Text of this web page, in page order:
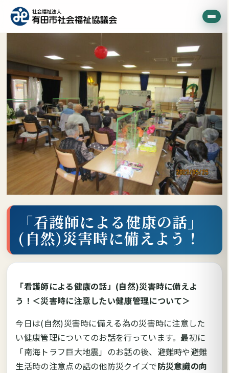
「看護師による健康の話」
(自然)災害時に備えよう！
「看護師による健康の話」(自然)災害時に備えよ
う！＜災害時に注意したい健康管理について＞
今日は(自然)災害時に備える為の災害時に注意した
い健康管理についてのお話を行っています。最初に
「南海トラフ巨大地震」のお話の後、避難時や避難
生活時の注意点の話の他防災クイズで防災意識の向